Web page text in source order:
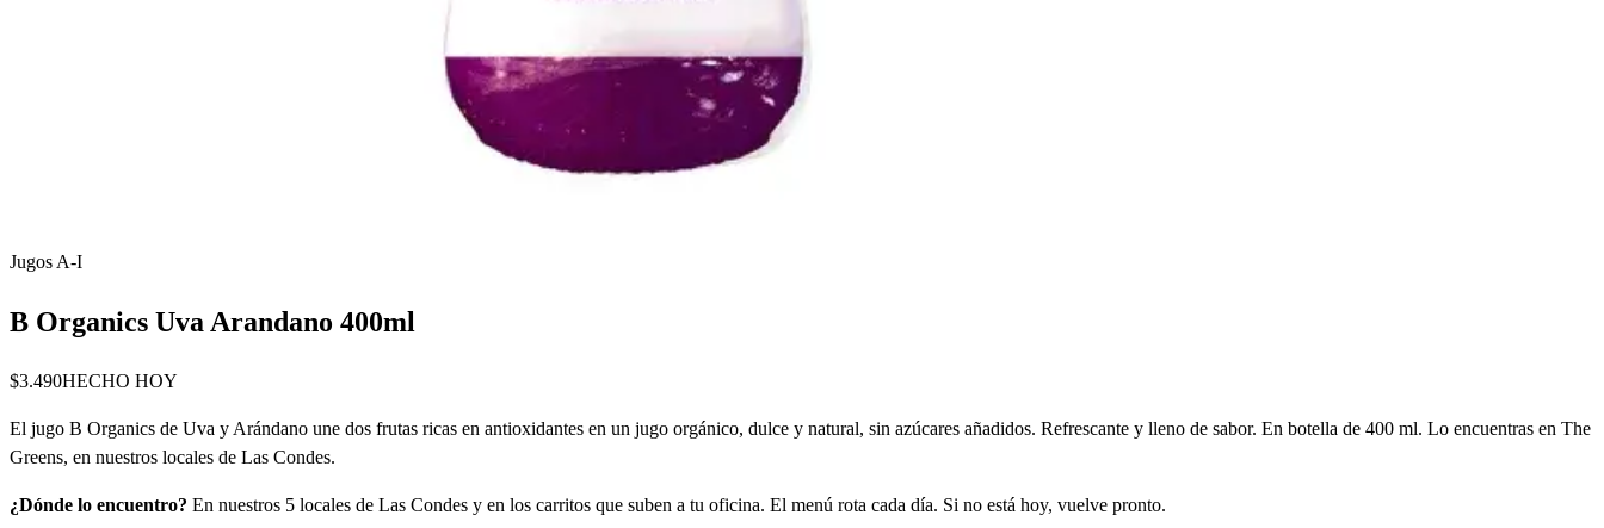
Jugos A-I
B Organics Uva Arandano 400ml
$3.490HECHO HOY
El jugo B Organics de Uva y Arándano une dos frutas ricas en antioxidantes en un jugo orgánico, dulce y natural, sin azúcares añadidos. Refrescante y lleno de sabor. En botella de 400 ml. Lo encuentras en The
Greens, en nuestros locales de Las Condes.
¿Dónde lo encuentro? En nuestros 5 locales de Las Condes y en los carritos que suben a tu oficina. El menú rota cada día. Si no está hoy, vuelve pronto.